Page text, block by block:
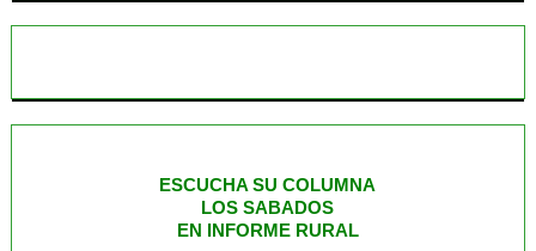
ESCUCHA SU COLUMNA
LOS SABADOS
EN INFORME RURAL